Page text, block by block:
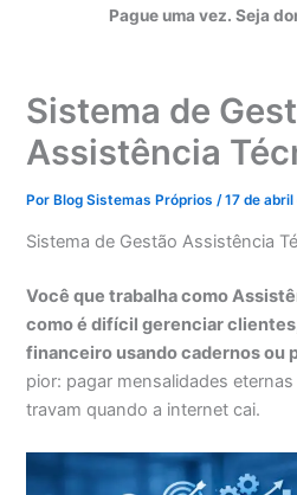
Pague uma vez. Seja
Sistema de
Assistência
Por Blog Sistemas Próprios/17 de
Sistema de Gestão Assistência
Você que trabalha como
como é difícil gerenciar
financeiro usando cadernos ou
pior: pagar mensalidades
travam quando a internet cai.